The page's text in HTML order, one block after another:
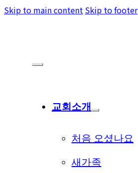
Skip to main content Skip to footer
교회소개
처음 오셨나요
새가족